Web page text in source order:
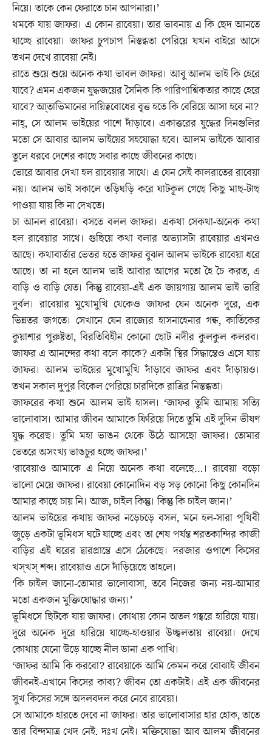
নিয়ে। তাকে কেন ফেরাতে চান আপনারা।’
থমকে যায় জাফর। এ কোন রাবেয়া। তার ভাবনায় এ কি ছেদ আনতে
যাচ্ছে রাবেয়া। জাফর চুপচাপ নিস্তব্ধতা পেরিয়ে যখন বাইরে আসে
তখন দেখে রাবেয়া নেই।
রাতে শুয়ে শুয়ে অনেক কথা ভাবল জাফর। আবু আলম ভাই কি হেরে
যাবে? এমন একজন যুদ্ধজয়ের সৈনিক কি পারিপার্শ্বিকতার কাছে হেরে
যাবে? আ্তাভিমানের দায়িত্ববোধের বৃত্ত হতে কি বেরিয়ে আসা হবে না?
নাহ্‌, সে আলম ভাইয়ের পাশে দাঁড়াবে। একাত্তরের যুদ্ধের দিনগুলির
মতো সে আবার আলম ভাইয়ের সহযোদ্ধা হবে। আলম ভাইকে আবার
তুলে ধরবে দেশের কাছে সবার কাছে জীবনের কাছে।
ভোরে আবার দেখা হল রাবেয়ার সাথে। এ যেন সেই কালরাতের রাবেয়া
নয়। আলম ভাই সকালে তড়িঘড়ি করে ঘাটকূল গেছে কিছু মাছ-টাছ
পাওয়া যায় কি না দেখতে।
চা আনল রাবেয়া। বসতে বলল জাফর। একথা সেকথা-অনেক কথা
হল রাবেয়ার সাথে। গুছিয়ে কথা বলার অভ্যাসটা রাবেয়ার এখনও
আছে। কথাবার্তার ভেতর হতে জাফর বুঝল আলম ভাইকে রাবেয়া ধরে
আছে। তা না হলে আলম ভাই আবার আগের মতো হৈ চৈ করত, এ
বাড়ি ও বাড়ি যেত। কিন্তু রাবেয়া-এই এক জায়গায় আলম ভাই ভারি
দুর্বল। রাবেয়ার মুখোমুখি থেকেও জাফর যেন অনেক দূরে, এক
ভিন্নতর জগতে। সেখানে যেন রাজ্যের হাসনাহেনার গন্ধ, কার্তিকের
কুয়াশার পুরুষ্টতা, বিরতিবিহীন কোনো ছোট নদীর কুলকুল কলরব।
জাফর এ আনন্দের কথা বলে কাকে? একটা স্থির সিদ্ধান্তেও এসে যায়
জাফর। আলম ভাইয়ের মুখোমুখি দাঁড়াবে জাফর এবং দাঁড়ায়ও।
তখন সকাল দুপুর বিকেল পেরিয়ে চারদিকে রাত্রির নিস্তব্ধতা।
জাফরের কথা শুনে আলম ভাই হাসল। ‘জাফর তুমি আমায় সত্যি
ভালোবাস। আমার জীবন আমাকে ফিরিয়ে দিতে তুমি এই দুদিন ভীষণ
যুদ্ধ করেছ। তুমি মহা ভাঙন থেকে উঠে আসছো জাফর। তোমার
ভেতরে অসংখ্য ভাঙচুর হচ্ছে জাফর।’
‘রাবেয়াও আমাকে এ নিয়ে অনেক কথা বলেছে…। রাবেয়া বড়ো
ভালো মেয়ে জাফর। রাবেয়া কোনোদিন বড় সড় কোনো কিছু কোনদিন
আমার কাছে চায় নি। আজ, চাইল কিন্তু। কিন্তু কি চাইল জান।’
আলম ভাইয়ের কথায় জাফর নড়েচড়ে বসল, মনে হল-সারা পৃথিবী
জুড়ে একটা ভূমিধস ঘটে যাচ্ছে এবং তা শেষ পর্যন্ত শরতকান্দির কাজী
বাড়ির এই ঘরের দ্বারপ্রান্তে এসে ঠেকেছে। দরজার ওপাশে কিসের
খস্‌খস্‌ শব্দ। রাবেয়াও এসে দাঁড়িয়েছে তাহলে।
‘কি চাইল জানো-তোমার ভালোবাসা, তবে নিজের জন্য নয়-আমার
মতো একজন মুক্তিযোদ্ধার জন্য।’
ভূমিধসে ছিটকে যায় জাফর। কোথায় কোন অতল গহ্বরে হারিয়ে যায়।
দূরে অনেক দূরে হারিয়ে যাচ্ছে-হাওয়ার উচ্ছ্বলতায় রাবেয়া। দেখে
কোথায় যেনো উড়ে যাচ্ছে নীল ডানা এক পাখি।
‘জাফর আমি কি করবো? রাবেয়াকে আমি কেমন করে বোঝাই জীবন
জীবনই-এখানে কিসের কাব্য? জীবন তো একটাই। এই এক জীবনের
সুখ কিসের সঙ্গে অদলবদল করে নেবে রাবেয়া।
সে আমাকে হারতে দেবে না জাফর। তার ভালোবাসার হার হোক, তাতে
তার বিন্দুমাত্র খেদ নেই, দুঃখ নেই। মুক্তিযোদ্ধা আবু আলম জীবনের